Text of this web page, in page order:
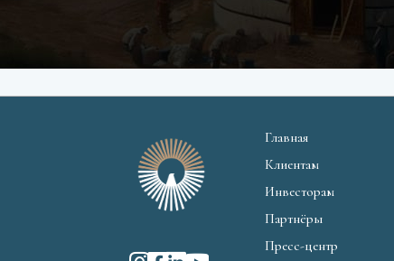
Главная
Клиентам
Инвесторам
Партнёры
Пресс-центр